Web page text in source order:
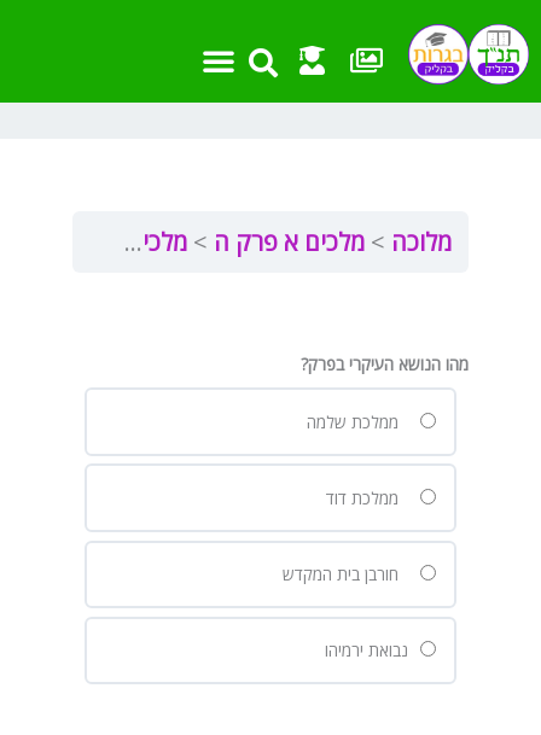
לתוכן
מלוכה מלכים א פרק ה מלכים א פרק ה
מהו הנושא העיקרי בפרק?
ממלכת שלמה
ממלכת דוד
חורבן בית המקדש
נבואת ירמיהו